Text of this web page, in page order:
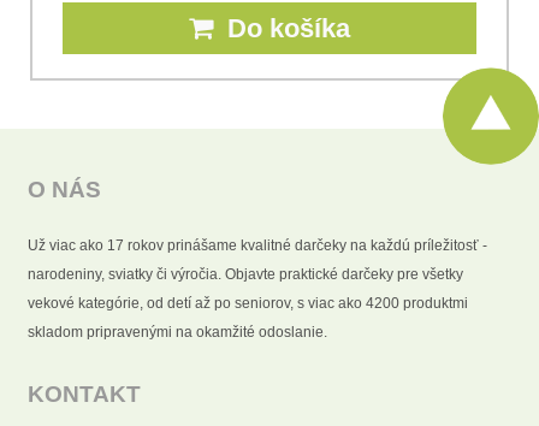
Do košíka
O NÁS
Už viac ako 17 rokov prinášame kvalitné darčeky na každú príležitosť -
narodeniny, sviatky či výročia. Objavte praktické darčeky pre všetky
vekové kategórie, od detí až po seniorov, s viac ako 4200 produktmi
skladom pripravenými na okamžité odoslanie.
KONTAKT